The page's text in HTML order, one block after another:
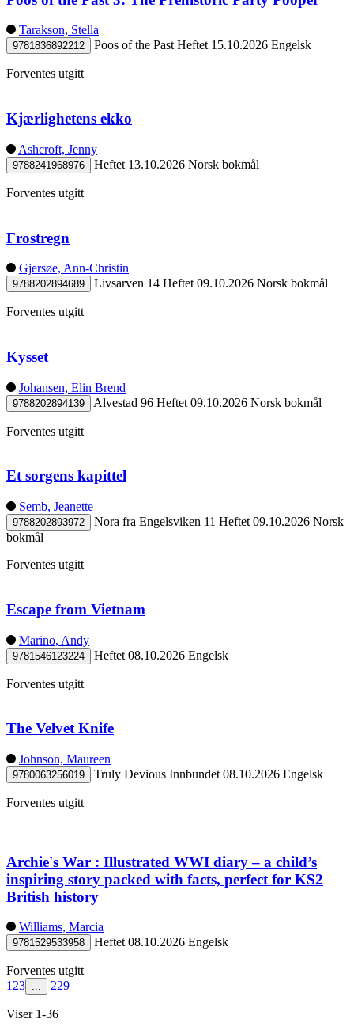
Tarakson, Stella
9781836892212 Poos of the Past Heftet 15.10.2026 Engelsk
Forventes utgitt
Kjærlighetens ekko
Ashcroft, Jenny
9788241968976 Heftet 13.10.2026 Norsk bokmål
Forventes utgitt
Frostregn
Gjersøe, Ann-Christin
9788202894689 Livsarven 14 Heftet 09.10.2026 Norsk bokmål
Forventes utgitt
Kysset
Johansen, Elin Brend
9788202894139 Alvestad 96 Heftet 09.10.2026 Norsk bokmål
Forventes utgitt
Et sorgens kapittel
Semb, Jeanette
9788202893972 Nora fra Engelsviken 11 Heftet 09.10.2026 Norsk
bokmål
Forventes utgitt
Escape from Vietnam
Marino, Andy
9781546123224 Heftet 08.10.2026 Engelsk
Forventes utgitt
The Velvet Knife
Johnson, Maureen
9780063256019 Truly Devious Innbundet 08.10.2026 Engelsk
Forventes utgitt
Archie's War : Illustrated WWI diary – a child’s
inspiring story packed with facts, perfect for KS2
British history
Williams, Marcia
9781529533958 Heftet 08.10.2026 Engelsk
Forventes utgitt
123 ... 229
Viser 1-36